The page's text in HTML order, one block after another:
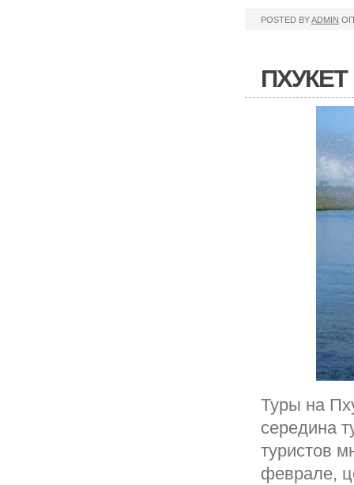
POSTED BYADMIN
Туры на
середина
туристов
феврале,